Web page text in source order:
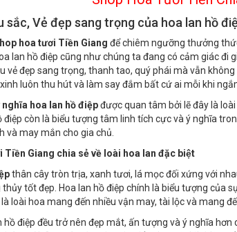
Shop Hoa Tươi Tiền
sắc, Vẻ đẹp sang trọng của hoa lan hồ
hoa tươi Tiền Giang để chiêm ngưỡng thưởng
lan hồ điệp cũng như chúng ta đang có cảm giác đi
vẻ đẹp sang trọng, thanh tao, quý phái mà vẫn
luôn thu hút và làm say đắm bất cứ ai mỗi khi
ý nghĩa hoa lan hồ điệp được quan tâm bởi lẽ đây là
điệp còn là biểu tượng tâm linh tích cực và ý nghĩa
và may mắn cho gia chủ.
Tiền Giang chia sẻ về loài hoa lan đặc biệt
thân cây tròn trịa, xanh tươi, lá mọc đối xứng với
thủy tốt đẹp. Hoa lan hồ điệp chính là biểu tượng của
loài hoa mang đến nhiều vận may, tài lộc và mang